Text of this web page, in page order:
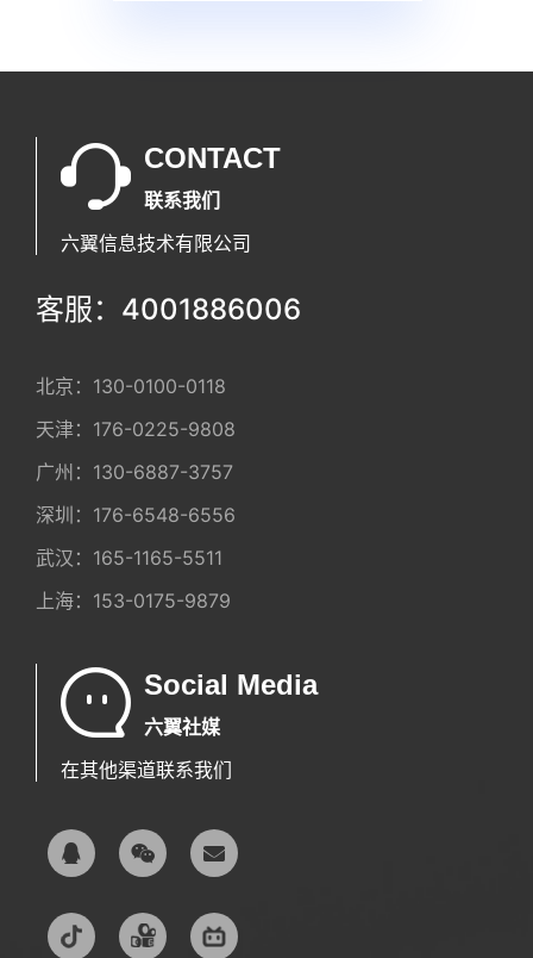
CONTACT
联系我们
六翼信息技术有限公司
客服：4001886006
北京： 130-0100-0118
天津： 176-0225-9808
广州： 130-6887-3757
深圳： 176-6548-6556
武汉： 165-1165-5511
上海： 153-0175-9879
Social Media
六翼社媒
在其他渠道联系我们